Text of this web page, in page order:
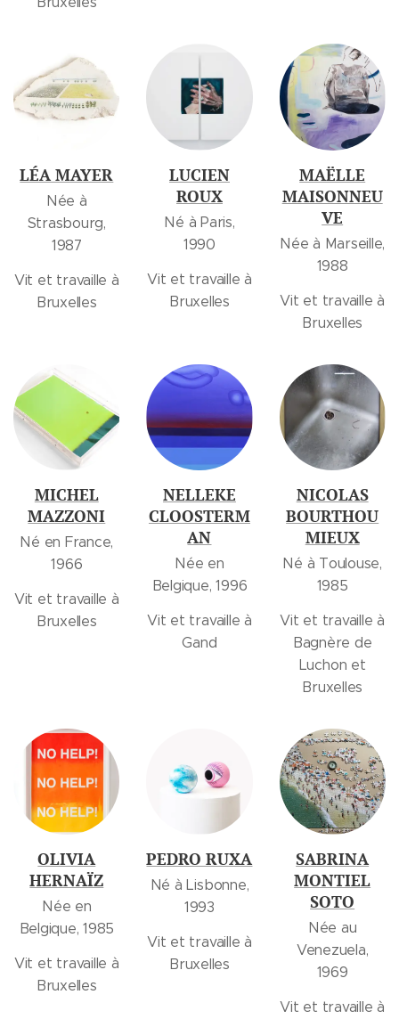
LÉA MAYER
Née à
Strasbourg,
1987
Vit et travaille à
Bruxelles
LUCIEN
ROUX
Né à Paris,
1990
Vit et travaille à
Bruxelles
MAËLLE
MAISONNEU
VE
Née à Marseille,
1988
Vit et travaille à
Bruxelles
MICHEL
MAZZONI
Né en France,
1966
Vit et travaille à
Bruxelles
NELLEKE
CLOOSTERM
AN
Née en
Belgique, 1996
Vit et travaille à
Gand
NICOLAS
BOURTHOU
MIEUX
Né à Toulouse,
1985
Vit et travaille à
Bagnère de
Luchon et
Bruxelles
OLIVIA
HERNAÏZ
Née en
Belgique, 1985
Vit et travaille à
Bruxelles
PEDRO RUXA
Né à Lisbonne,
1993
Vit et travaille à
Bruxelles
SABRINA
MONTIEL
SOTO
Née au
Venezuela,
1969
Vit et travaille à